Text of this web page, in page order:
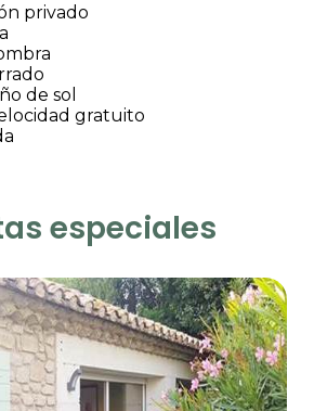
privado
de sol
gratuito
especiales